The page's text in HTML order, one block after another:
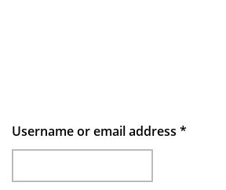
Username or email address *